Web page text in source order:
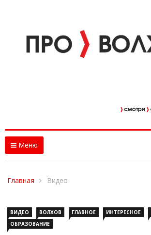
Меню
Главная Видео
ВИДЕО ВОЛХОВ ГЛАВНОЕ ИНТЕРЕСНОЕ
ОБРАЗОВАНИЕ